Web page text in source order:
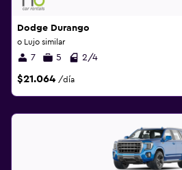
Dodge Durango
o Lujo similar
7 5 2/4
$21.064 /día